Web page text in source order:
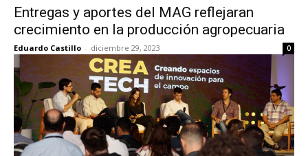
Entregas y aportes del MAG reflejaran
crecimiento en la producción agropecuaria
Eduardo Castillo - diciembre 29, 2023 0